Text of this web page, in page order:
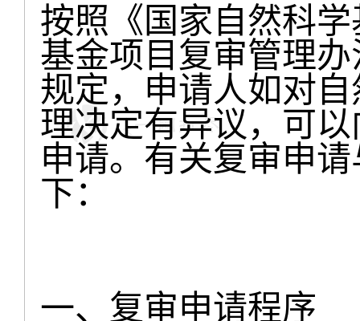
按照《国家自然科
基金项目复审管理
规定，申请人如对
理决定有异议，可
申请。有关复审申
下：
一、复审申请程序